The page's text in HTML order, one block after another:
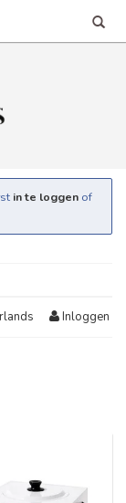
in te loggen of
Inloggen